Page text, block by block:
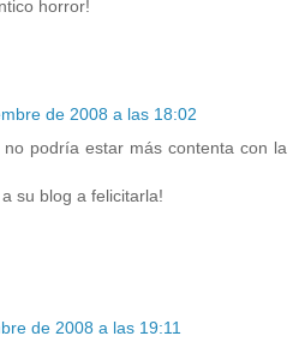
horror!
de 2008 a las 18:02
podría estar más contenta con la
su blog a felicitarla!
de 2008 a las 19:11